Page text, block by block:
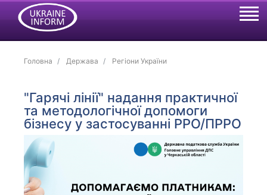
Головна Держава Регіони України
"Гарячі лінії" надання практичної
та методологічної допомоги
бізнесу у застосуванні РРО/ПРРО